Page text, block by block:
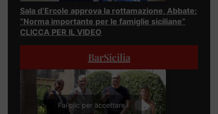
Sala d’Ercole approva la rottamazione, Abbate:
“Norma importante per le famiglie siciliane”
CLICCA PER IL VIDEO
BarSicilia
Fai clic per accettare i